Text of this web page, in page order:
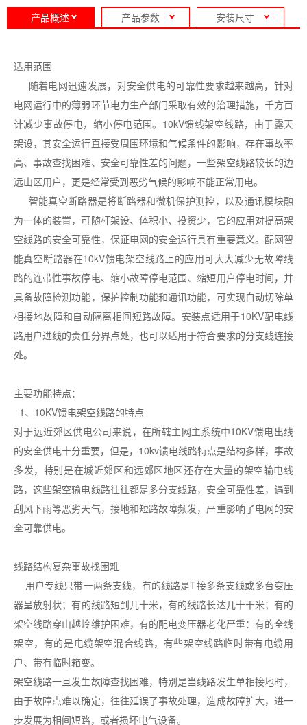
产品概述 产品参数 安装尺寸
适用范围
随着电网迅速发展，对安全供电的可靠性要求越来越高，针对
电网运行中的薄弱环节电力生产部门采取有效的治理措施，千方百
计减少事故停电，缩小停电范围。10kV馈线架空线路，由于露天
架设，其安全运行直接受周围环境和气候条件的影响，存在事故率
高、事故查找困难、安全可靠性差的问题，一些架空线路较长的边
远山区用户，更是经常受到恶劣气候的影响不能正常用电。
智能真空断路器是将断路器和微机保护测控，以及通讯模块融
为一体的装置，可随杆架设、体积小、投资少，它的应用对提高架
空线路的安全可靠性，保证电网的安全运行具有重要意义。配网智
能真空断路器在10kV馈电架空线路上的应用可大大减少无故障线
路的连带性事故停电、缩小故障停电范围、缩短用户停电时间，并
具备故障检测功能，保护控制功能和通讯功能，可实现自动切除单
相接地故障和自动隔离相间短路故障。安装点适用于10KV配电线
路用户进线的责任分界点处，也可以适用于符合要求的分支线连接
处。
主要功能特点：
1、10KV馈电架空线路的特点
对于远近郊区供电公司来说，在所辖主网主系统中10KV馈电出线
的安全供电十分重要，但是，10kv馈电线路特点是结构多样，事故
多发，特别是在城近郊区和远郊区地区还存在大量的架空输电线
路，这些架空输电线路往往都是多分支线路，安全可靠性差，遇到
刮风下雨等恶劣天气，接地和短路故障频发，严重影响了电网的安
全可靠供电。
线路结构复杂事故找困难
用户专线只带一两条支线，有的线路是T接多条支线或多台变压
器呈放射状；有的线路短到几十米，有的线路长达几十干米；有的
架空线路穿山越岭维护困难，有的配电变压器老化严重：有的全线
架空，有的是电缆架空混合线路，有些架空线路临时带有电缆用
户、带有临时箱变。
架空线路一旦发生故障查找困难，特别是当线路发生单相接地时，
由于故障点难以确定，往往延误了事故处理，造成故障扩大，进一
步发展为相间短路，或者损坏电气设备。